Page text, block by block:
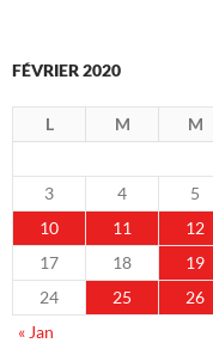
FÉVRIER 2020
L M M
3
4 5
10
11 12
17
18 19
24
25 26
« Jan